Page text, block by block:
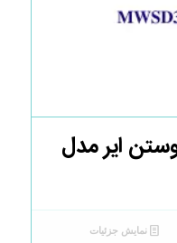
ایر مدل
نمایش جزئیات